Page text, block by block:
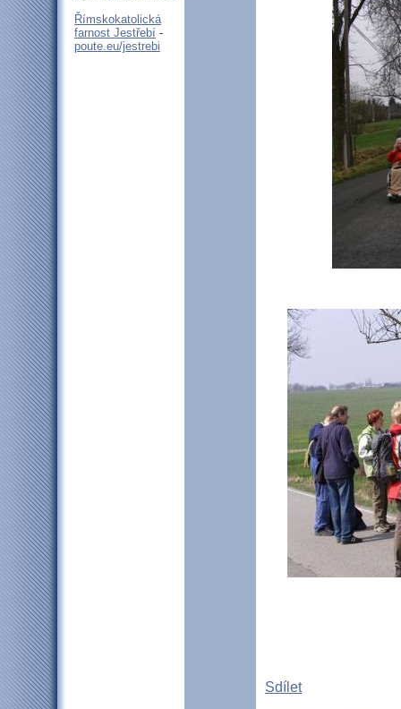
Římskokatolická
farnost Jestřebí -
poute.eu/jestrebi
Sdílet